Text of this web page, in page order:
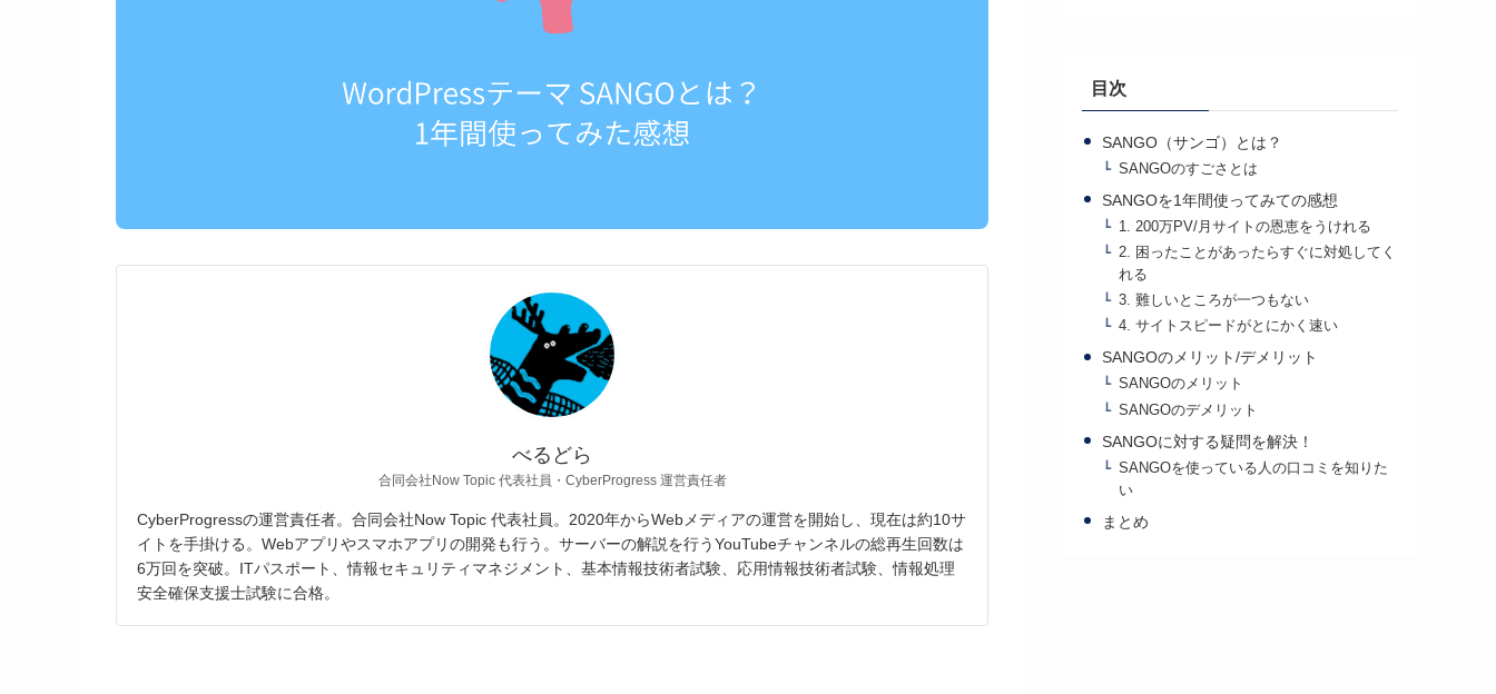
べるどら
合同会社Now Topic 代表社員・CyberProgress 運営責任者
CyberProgressの運営責任者。合同会社Now Topic 代表社員。2020年からWebメディアの運営を開始し、現在は約10サ
イトを手掛ける。Webアプリやスマホアプリの開発も行う。サーバーの解説を行うYouTubeチャンネルの総再生回数は
6万回を突破。ITパスポート、情報セキュリティマネジメント、基本情報技術者試験、応用情報技術者試験、情報処理
安全確保支援士試験に合格。
目次
SANGO（サンゴ）とは？
SANGOのすごさとは
SANGOを1年間使ってみての感想
1. 200万PV/月サイトの恩恵をうけれる
2. 困ったことがあったらすぐに対処してく
れる
3. 難しいところが一つもない
4. サイトスピードがとにかく速い
SANGOのメリット/デメリット
SANGOのメリット
SANGOのデメリット
SANGOに対する疑問を解決！
SANGOを使っている人の口コミを知りた
い
まとめ